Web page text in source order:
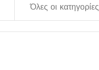
Όλες οι κατηγορίες